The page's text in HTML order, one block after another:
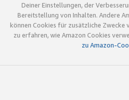
Deiner Einstellungen, der
Bereitstellung von Inhalten. Andere
können Cookies für zusätzliche Zwecke
zu erfahren, wie Amazon Cookies
zu Amazon-